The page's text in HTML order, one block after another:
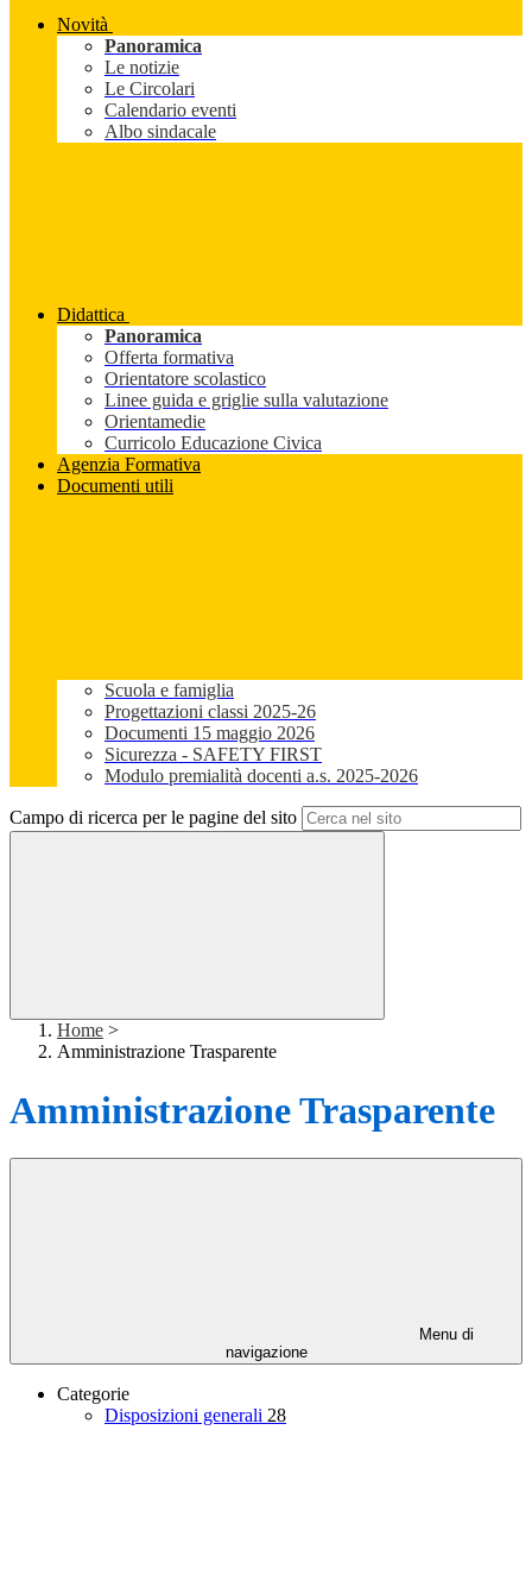
Novità
Panoramica
Le notizie
Le Circolari
Calendario eventi
Albo sindacale
Didattica
Panoramica
Offerta formativa
Orientatore scolastico
Linee guida e griglie sulla valutazione
Orientamedie
Curricolo Educazione Civica
Agenzia Formativa
Documenti utili
Scuola e famiglia
Progettazioni classi 2025-26
Documenti 15 maggio 2026
Sicurezza - SAFETY FIRST
Modulo premialità docenti a.s. 2025-2026
Campo di ricerca per le pagine del sito
Home >
Amministrazione Trasparente
Amministrazione Trasparente
Menu di
navigazione
Categorie
Disposizioni generali 28